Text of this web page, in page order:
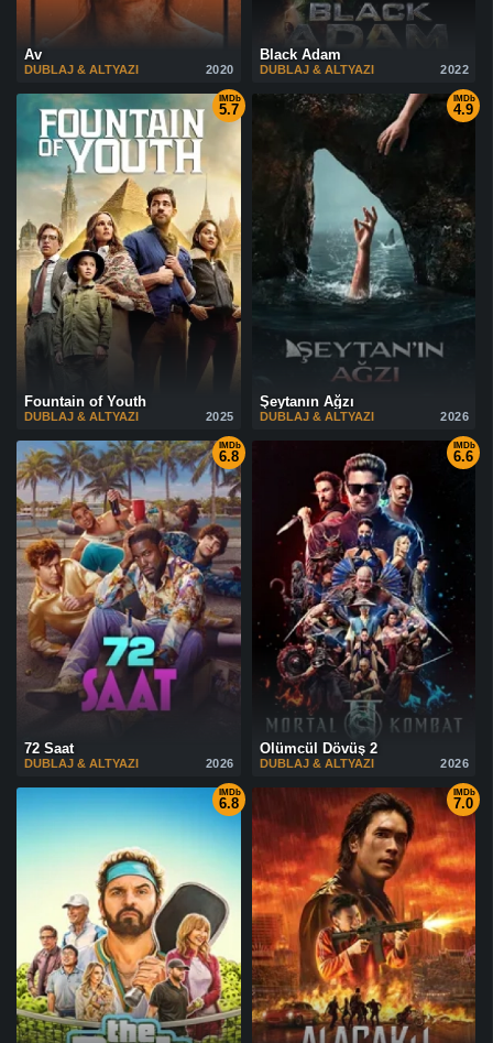
Av
2020
DUBLAJ & ALTYAZI
Black Adam
2022
DUBLAJ & ALTYAZI
IMDb
5.7
Fountain of Youth
2025
DUBLAJ & ALTYAZI
IMDb
4.9
Şeytanın Ağzı
2026
DUBLAJ & ALTYAZI
IMDb
6.8
72 Saat
2026
DUBLAJ & ALTYAZI
IMDb
6.6
Ölümcül Dövüş 2
2026
DUBLAJ & ALTYAZI
IMDb
6.8
IMDb
7.0